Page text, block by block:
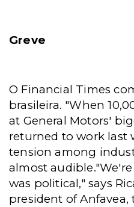
Greve
O Financial Times
brasileira. "When
at General Motors'
returned to work last
tension among
almost
was political," says
president of